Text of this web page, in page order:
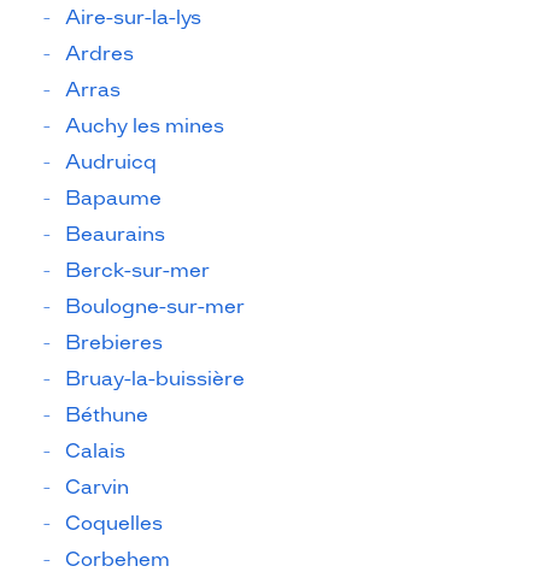
Aire-sur-la-lys
Ardres
Arras
Auchy les mines
Audruicq
Bapaume
Beaurains
Berck-sur-mer
Boulogne-sur-mer
Brebieres
Bruay-la-buissière
Béthune
Calais
Carvin
Coquelles
Corbehem